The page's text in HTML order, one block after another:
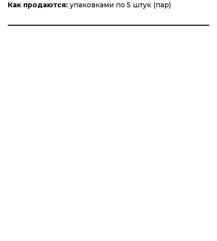
Как продаются: упаковками по 5 штук (пар)